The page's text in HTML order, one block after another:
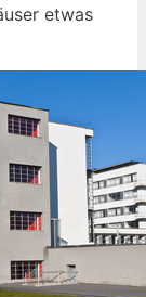
etwas